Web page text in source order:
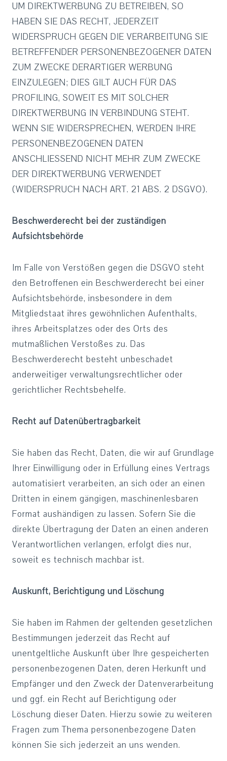
UM DIREKTWERBUNG ZU BETREIBEN, SO
HABEN SIE DAS RECHT, JEDERZEIT
WIDERSPRUCH GEGEN DIE VERARBEITUNG SIE
BETREFFENDER PERSONENBEZOGENER DATEN
ZUM ZWECKE DERARTIGER WERBUNG
EINZULEGEN; DIES GILT AUCH FÜR DAS
PROFILING, SOWEIT ES MIT SOLCHER
DIREKTWERBUNG IN VERBINDUNG STEHT.
WENN SIE WIDERSPRECHEN, WERDEN IHRE
PERSONENBEZOGENEN DATEN
ANSCHLIESSEND NICHT MEHR ZUM ZWECKE
DER DIREKTWERBUNG VERWENDET
(WIDERSPRUCH NACH ART. 21 ABS. 2 DSGVO).
Beschwerderecht bei der zuständigen
Aufsichtsbehörde
Im Falle von Verstößen gegen die DSGVO steht
den Betroffenen ein Beschwerderecht bei einer
Aufsichtsbehörde, insbesondere in dem
Mitgliedstaat ihres gewöhnlichen Aufenthalts,
ihres Arbeitsplatzes oder des Orts des
mutmaßlichen Verstoßes zu. Das
Beschwerderecht besteht unbeschadet
anderweitiger verwaltungsrechtlicher oder
gerichtlicher Rechtsbehelfe.
Recht auf Datenübertragbarkeit
Sie haben das Recht, Daten, die wir auf Grundlage
Ihrer Einwilligung oder in Erfüllung eines Vertrags
automatisiert verarbeiten, an sich oder an einen
Dritten in einem gängigen, maschinenlesbaren
Format aushändigen zu lassen. Sofern Sie die
direkte Übertragung der Daten an einen anderen
Verantwortlichen verlangen, erfolgt dies nur,
soweit es technisch machbar ist.
Auskunft, Berichtigung und Löschung
Sie haben im Rahmen der geltenden gesetzlichen
Bestimmungen jederzeit das Recht auf
unentgeltliche Auskunft über Ihre gespeicherten
personenbezogenen Daten, deren Herkunft und
Empfänger und den Zweck der Datenverarbeitung
und ggf. ein Recht auf Berichtigung oder
Löschung dieser Daten. Hierzu sowie zu weiteren
Fragen zum Thema personenbezogene Daten
können Sie sich jederzeit an uns wenden.